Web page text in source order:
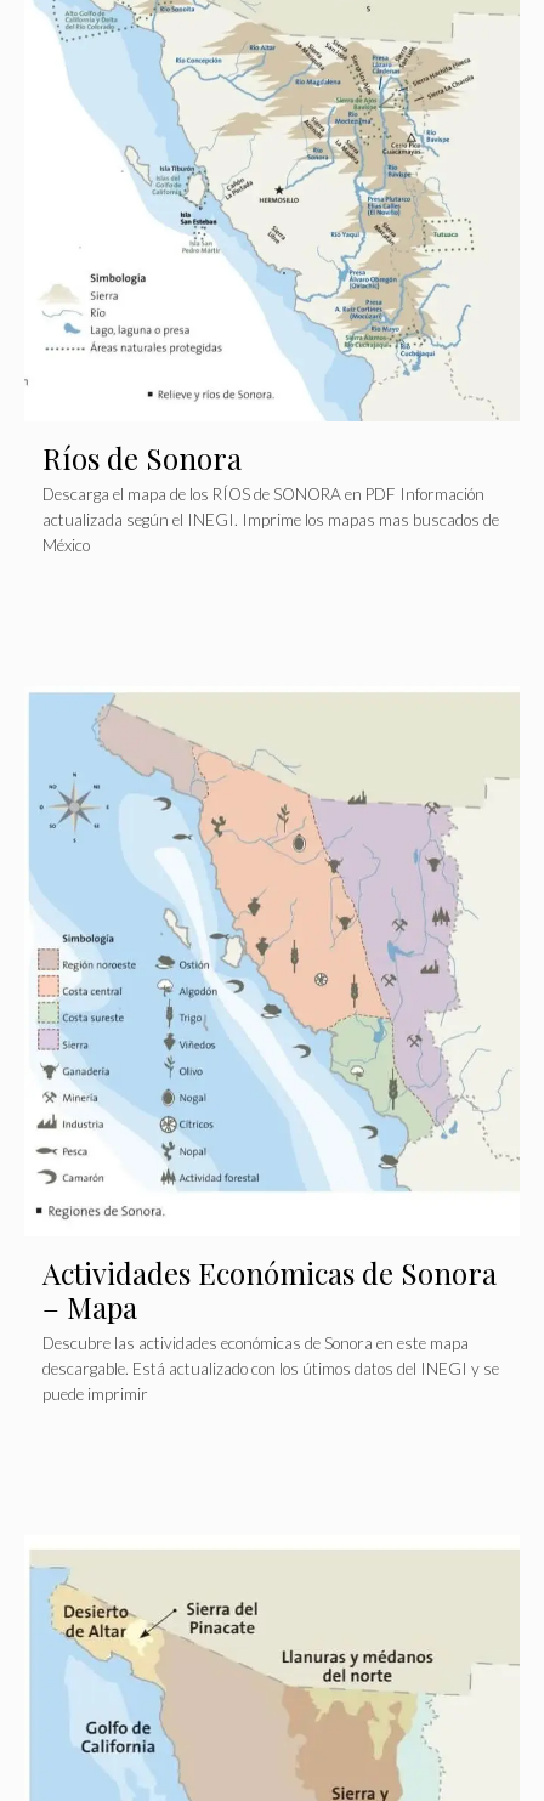
Ríos de Sonora
Descarga el mapa de los RÍOS de SONORA en PDF Información
actualizada según el INEGI. Imprime los mapas mas buscados de
México
Actividades Económicas de Sonora
– Mapa
Descubre las actividades económicas de Sonora en este mapa
descargable. Está actualizado con los útimos datos del INEGI y se
puede imprimir